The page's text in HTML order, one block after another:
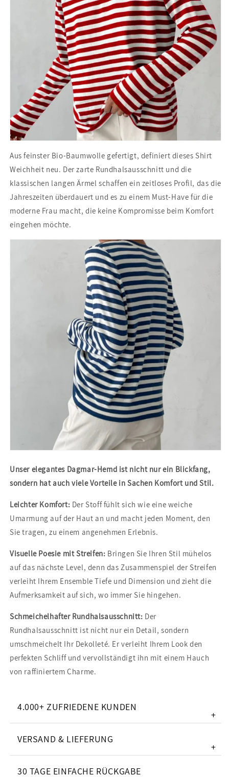
Aus feinster Bio-Baumwolle gefertigt, definiert dieses Shirt
Weichheit neu. Der zarte Rundhalsausschnitt und die
klassischen langen Ärmel schaffen ein zeitloses Profil, das die
Jahreszeiten überdauert und es zu einem Must-Have für die
moderne Frau macht, die keine Kompromisse beim Komfort
eingehen möchte.
Unser elegantes Dagmar-Hemd ist nicht nur ein Blickfang,
sondern hat auch viele Vorteile in Sachen Komfort und Stil.
Leichter Komfort: Der Stoff fühlt sich wie eine weiche
Umarmung auf der Haut an und macht jeden Moment, den
Sie tragen, zu einem angenehmen Erlebnis.
Visuelle Poesie mit Streifen: Bringen Sie Ihren Stil mühelos
auf das nächste Level, denn das Zusammenspiel der Streifen
verleiht Ihrem Ensemble Tiefe und Dimension und zieht die
Aufmerksamkeit auf sich, wo immer Sie hingehen.
Schmeichelhafter Rundhalsausschnitt: Der
Rundhalsausschnitt ist nicht nur ein Detail, sondern
umschmeichelt Ihr Dekolleté. Er verleiht Ihrem Look den
perfekten Schliff und vervollständigt ihn mit einem Hauch
von raffiniertem Charme.
4.000+ ZUFRIEDENE KUNDEN
+
VERSAND & LIEFERUNG
+
30 TAGE EINFACHE RÜCKGABE